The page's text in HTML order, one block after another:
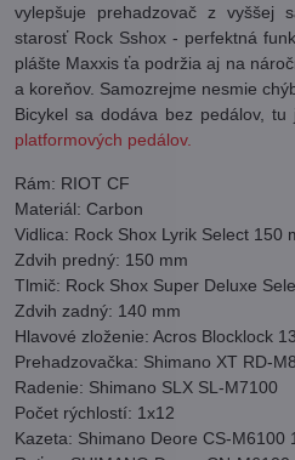
vylepšuje prehadzovač z vyššej
starosť Rock Sshox - perfektná
plášte Maxxis ťa podržia aj na
a koreňov. Samozrejme nesmie
Bicykel sa dodáva bez pedálov, tu
platformových pedálov.
Rám: RIOT CF
Materiál: Carbon
Vidlica: Rock Shox Lyrik Select 150
Zdvih predný: 150 mm
Tlmič: Rock Shox Super Deluxe
Zdvih zadný: 140 mm
Hlavové zloženie: Acros Blocklock
Prehadzovačka: Shimano XT RD-
Radenie: Shimano SLX SL-M7100
Počet rýchlostí: 1x12
Kazeta: Shimano Deore CS-M6100